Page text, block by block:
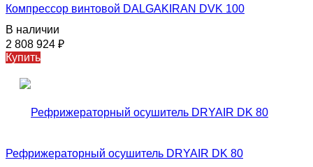
Компрессор винтовой DALGAKIRAN DVK 100
В наличии
2 808 924 ₽
Купить
Рефрижераторный осушитель DRYAIR DK 80